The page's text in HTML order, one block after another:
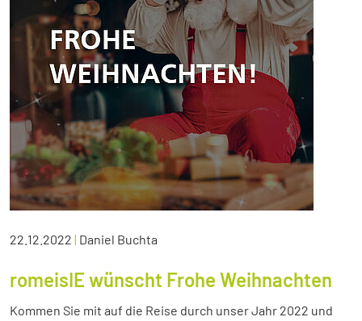
22.12.2022 | Daniel Buchta
romeisIE wünscht Frohe Weihnachten
Kommen Sie mit auf die Reise durch unser Jahr 2022 und